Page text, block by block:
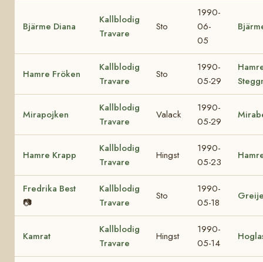
Bjärme Diana
Kallblodig
Travare
Sto
1990-
06-
05
Hamre Fröken
Kallblodig
Travare
Sto
1990-
05-29
Mirapojken
Kallblodig
Travare
Valack
1990-
05-29
Hamre Krapp
Kallblodig
Travare
Hingst
1990-
05-23
Fredrika Best
📷
Kallblodig
Travare
Sto
1990-
05-18
Kamrat
Kallblodig
Travare
Hingst
1990-
05-14